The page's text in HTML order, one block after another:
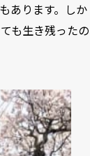
あります。しか
も生き残ったの